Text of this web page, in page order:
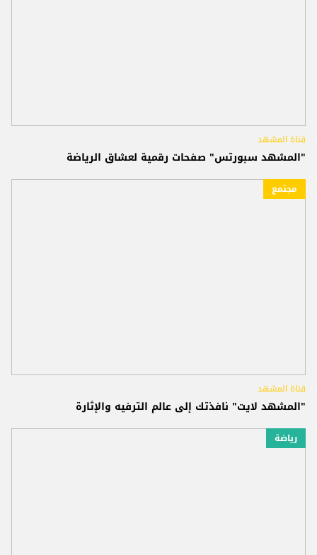
قناة المشهد
"المشهد سبورتس" صفحات رقمية لعشاق الرياضة
مجتمع
قناة المشهد
"المشهد لايت" نافذتك إلى عالم الترفيه والإثارة
رياضة